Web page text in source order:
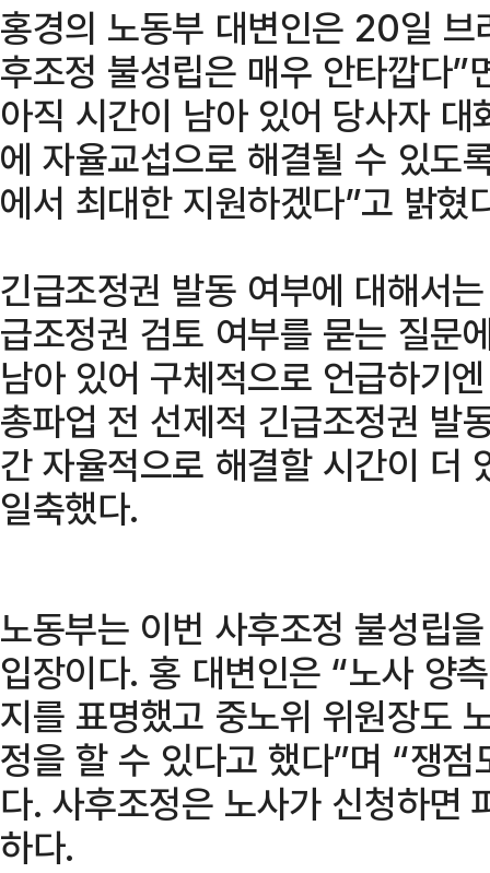
홍경의 노동부 대변인은 20일 브
후조정 불성립은 매우 안타깝다”
아직 시간이 남아 있어 당사자
에 자율교섭으로 해결될 수 있도
에서 최대한 지원하겠다”고 밝혔
긴급조정권 발동 여부에 대해서
급조정권 검토 여부를 묻는 질문
남아 있어 구체적으로 언급하기
총파업 전 선제적 긴급조정권 발
간 자율적으로 해결할 시간이 더
일축했다.
노동부는 이번 사후조정 불성립
입장이다. 홍 대변인은 “노사 양
지를 표명했고 중노위 위원장도
정을 할 수 있다고 했다”며 “쟁
다. 사후조정은 노사가 신청하면
하다.